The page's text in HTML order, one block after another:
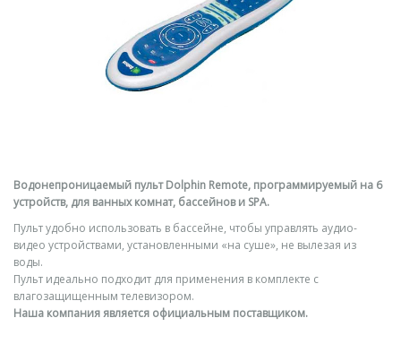
Водонепроницаемый пульт Dolphin Remote, программируемый на 6
устройств, для ванных комнат, бассейнов и SPA.
Пульт удобно использовать в бассейне, чтобы управлять аудио-
видео устройствами, установленными «на суше», не вылезая из
воды.
Пульт идеально подходит для применения в комплекте с
влагозащищенным телевизором.
Наша компания является официальным поставщиком.